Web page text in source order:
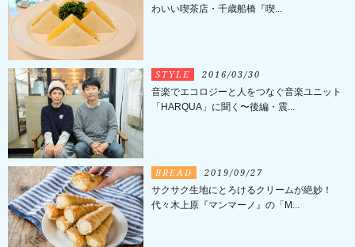
わいい喫茶店・千歳船橋『喫...
STYLE 2016/03/30
音楽でエコロジーと人をつなぐ音楽ユニット
「HARQUA」に聞く〜後編・震...
BREAD 2019/09/27
サクサク生地にとろけるクリームが絶妙！
代々木上原『マンマーノ』の「M...